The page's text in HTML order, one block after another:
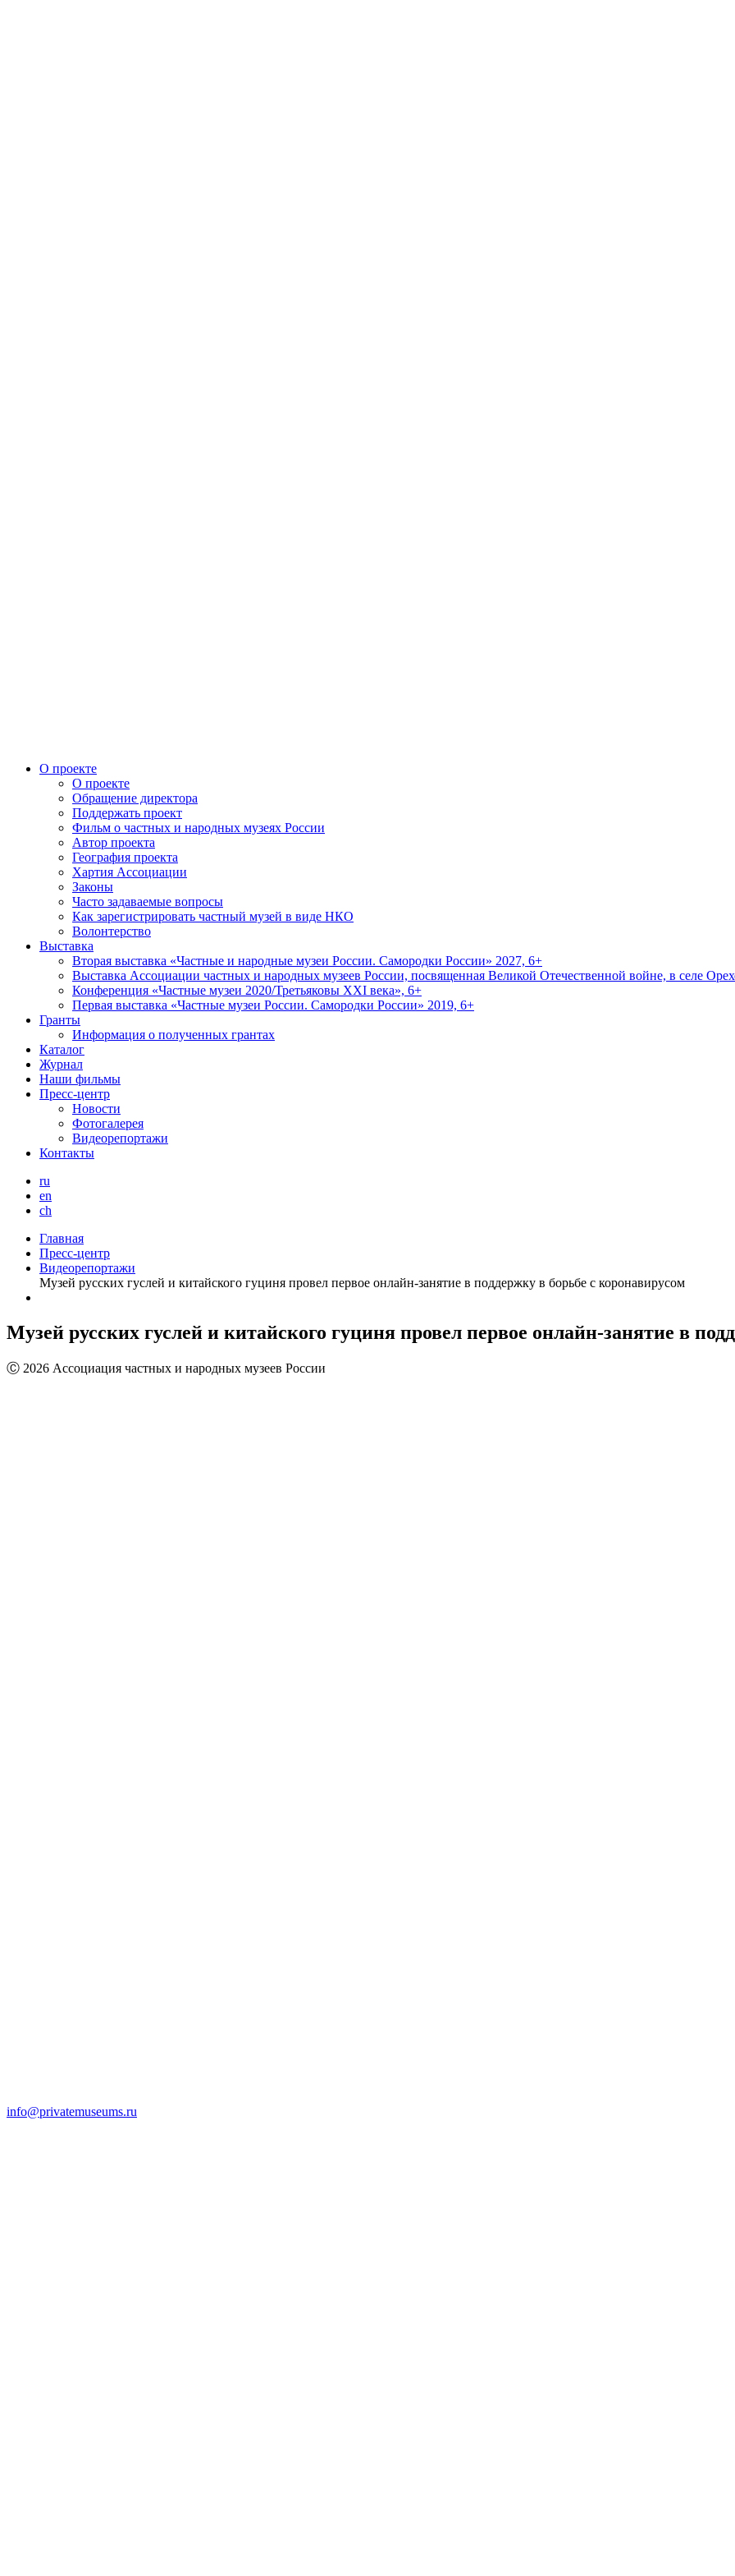
О проекте
О проекте
Обращение директора
Поддержать проект
Фильм о частных и народных музеях России
Автор проекта
География проекта
Хартия Ассоциации
Законы
Часто задаваемые вопросы
Как зарегистрировать частный музей в виде НКО
Волонтерство
Выставка
Вторая выставка «Частные и народные музеи России. Самородки России» 2027, 6+
Выставка Ассоциации частных и народных музеев России, посвященная Великой Отечественной войне, в селе
Конференция «Частные музеи 2020/Третьяковы XXI века», 6+
Первая выставка «Частные музеи России. Самородки России» 2019, 6+
Гранты
Информация о полученных грантах
Каталог
Журнал
Наши фильмы
Пресс-центр
Новости
Фотогалерея
Видеорепортажи
Контакты
ru
en
ch
Главная
Пресс-центр
Видеорепортажи
Музей русских гуслей и китайского гуциня провел первое онлайн-занятие в поддержку в борьбе с коронавирусом
Музей русских гуслей и китайского гуциня провел первое онлайн-занятие в
Ⓒ 2026 Ассоциация частных и народных музеев России
info@privatemuseums.ru